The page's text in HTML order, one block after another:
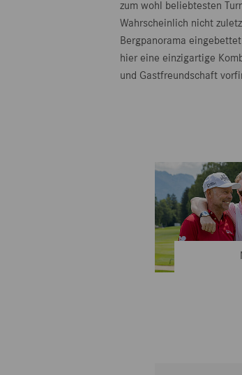
zum wohl beliebtesten
Wahrscheinlich nicht
Bergpanorama
hier eine einzigartige
und Gastfreundschaft